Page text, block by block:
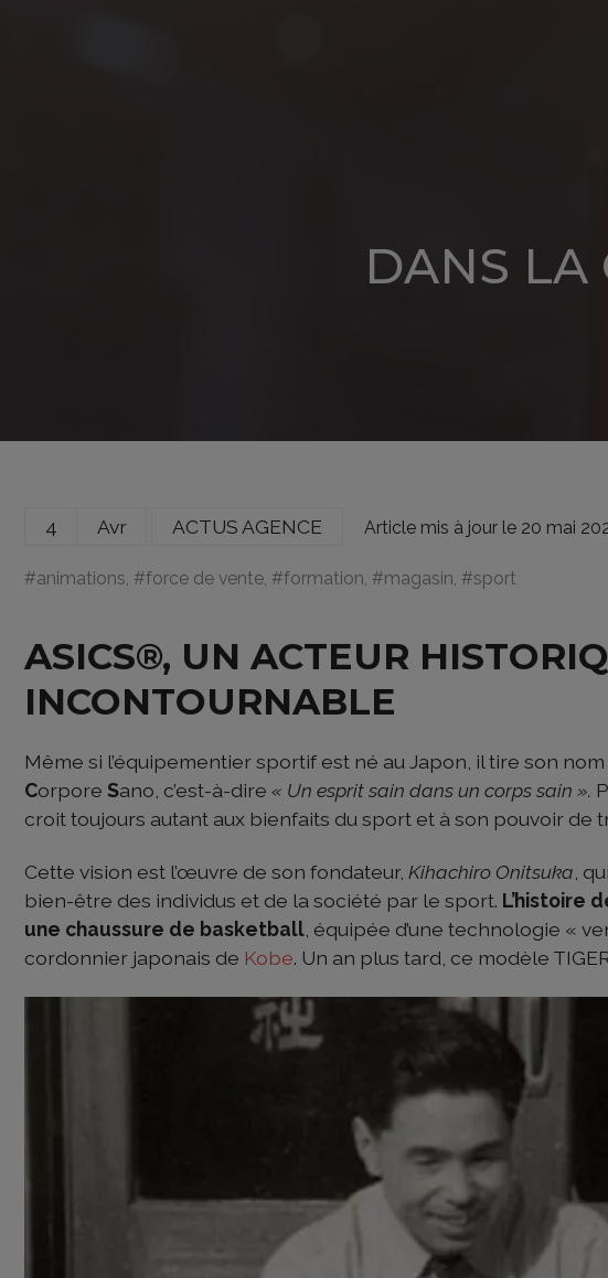
DANS LA
4 Avr ACTUS AGENCE Article mis à jour le 20 mai
#animations, #force de vente, #formation, #magasin, #sport
ASICS®, UN ACTEUR
INCONTOURNABLE
Même si l’équipementier sportif est né au Japon, il tire son nom
Corpore Sano, c’est-à-dire « Un esprit sain dans un corps sain ».
croit toujours autant aux bienfaits du sport et à son pouvoir de
Cette vision est l’œuvre de son fondateur, Kihachiro Onitsuka ,
bien-être des individus et de la société par le sport. L’histoire
une chaussure de basketball , équipée d’une technologie «
cordonnier japonais de Kobe. Un an plus tard, ce modèle